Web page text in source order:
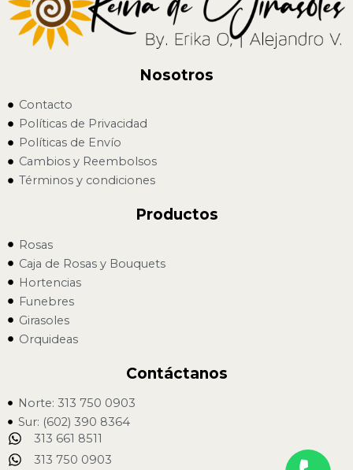
Nosotros
Contacto
Políticas de Privacidad
Políticas de Envío
Cambios y Reembolsos
Términos y condiciones
Productos
Rosas
Caja de Rosas y Bouquets
Hortencias
Funebres
Girasoles
Orquideas
Contáctanos
Norte: 313 750 0903
Sur: (602) 390 8364
313 661 8511
313 750 0903